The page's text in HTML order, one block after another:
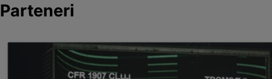
Parteneri